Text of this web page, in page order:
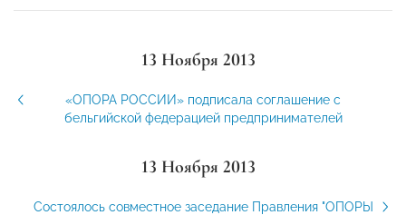
13 Ноября 2013
«ОПОРА РОССИИ» подписала соглашение с
бельгийской федерацией предпринимателей
13 Ноября 2013
Состоялось совместное заседание Правления "ОПОРЫ